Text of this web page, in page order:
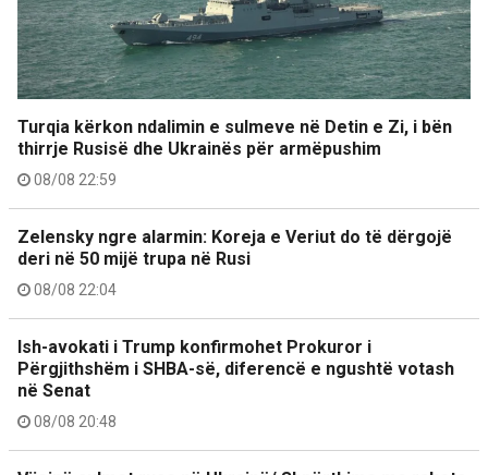
Turqia kërkon ndalimin e sulmeve në Detin e Zi, i bën
thirrje Rusisë dhe Ukrainës për armëpushim
08/08 22:59
Zelensky ngre alarmin: Koreja e Veriut do të dërgojë
deri në 50 mijë trupa në Rusi
08/08 22:04
Ish-avokati i Trump konfirmohet Prokuror i
Përgjithshëm i SHBA-së, diferencë e ngushtë votash
në Senat
08/08 20:48